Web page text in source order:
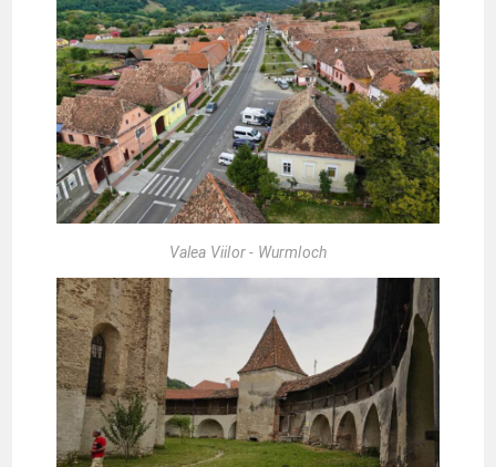
Valea Viilor - Wurmloch